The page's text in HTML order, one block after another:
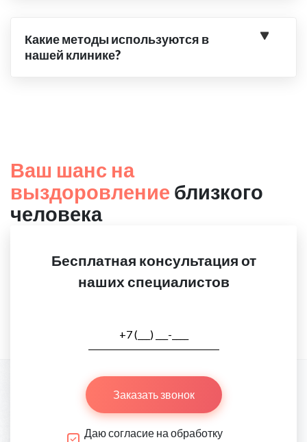
Какие методы используются в
нашей клинике?
Ваш шанс на
выздоровление близкого
человека
Бесплатная консультация от
наших специалистов
Заказать звонок
Даю согласие на обработку